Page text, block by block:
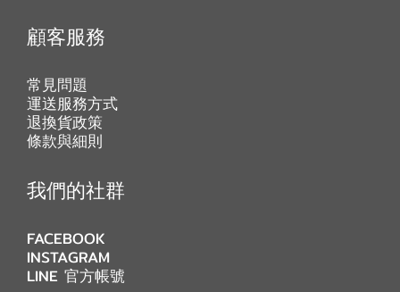
顧客服務
常見問題
運送服務方式
退換貨政策
條款與細則
我們的社群
FACEBOOK
INSTAGRAM
LINE 官方帳號